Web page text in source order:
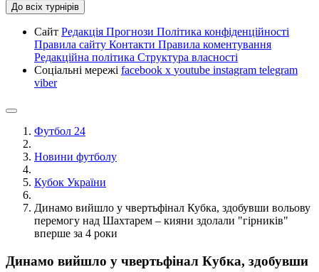
До всіх турнірів
Сайт Редакція Прогнози Політика конфіденційності
Правила сайту Контакти Правила коментування
Редакційна політика Структура власності
Соціальні мережі facebook x youtube instagram telegram
viber
Футбол 24
Новини футболу
Кубок України
Динамо вийшло у чвертьфінал Кубка, здобувши вольову
перемогу над Шахтарем – кияни здолали "гірників"
вперше за 4 роки
Динамо вийшло у чвертьфінал Кубка, здобувши